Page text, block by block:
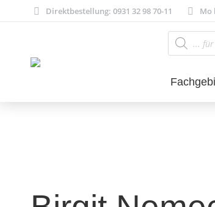
Direktbestellung: 0931 32 98 70-11 Mo
Products
search